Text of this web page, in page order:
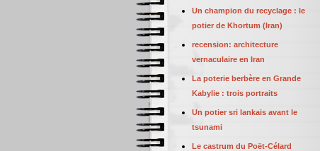
Un champion du recyclage : le
potier de Khortum (Iran)
recension: architecture
vernaculaire en Iran
La poterie berbère en Grande
Kabylie : trois portraits
Un potier sri lankais avant le
tsunami
Le castrum du Poët-Célard